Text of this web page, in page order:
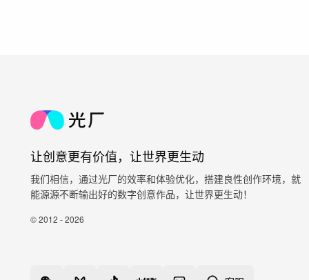
让创意更有价值，让世界更生动
我们相信，通过光厂的效率和体验优化，搭建良性创作环境，就
能源源不断输出好的数字创意作品，让世界更生动！
© 2012 - 2026